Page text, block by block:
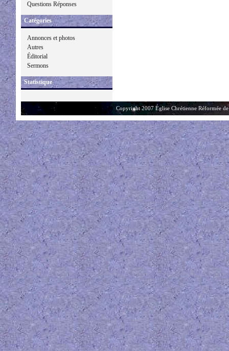
Questions Réponses
Catégories
Annonces et photos
Autres
Éditorial
Sermons
Statistique
Copyright 2007 Église Chrétienne Réformée